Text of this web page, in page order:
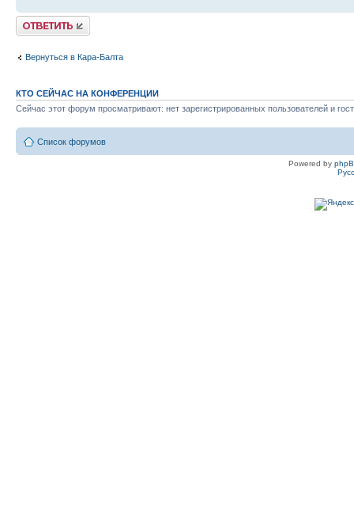
Ответить
Вернуться в Кара-Балта
КТО СЕЙЧАС НА КОНФЕРЕНЦИИ
Сейчас этот форум просматривают: нет зарегистрированных пользователей и
Список форумов
Powered by